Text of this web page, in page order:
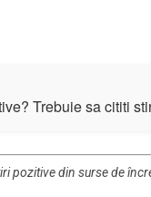
Trebuie sa cititi
pozitive din surse de